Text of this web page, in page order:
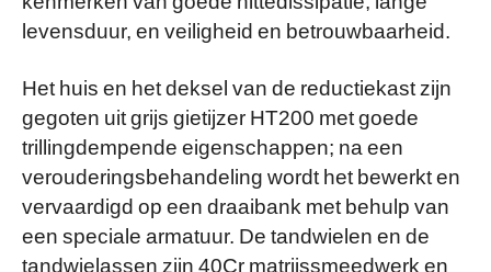
levensduur, en veiligheid en betrouwbaarheid.
Het huis en het deksel van de reductiekast zijn
gegoten uit grijs gietijzer HT200 met goede
trillingdempende eigenschappen; na een
verouderingsbehandeling wordt het bewerkt en
vervaardigd op een draaibank met behulp van
een speciale armatuur. De tandwielen en de
tandwielassen zijn 40Cr matrijssmeedwerk en